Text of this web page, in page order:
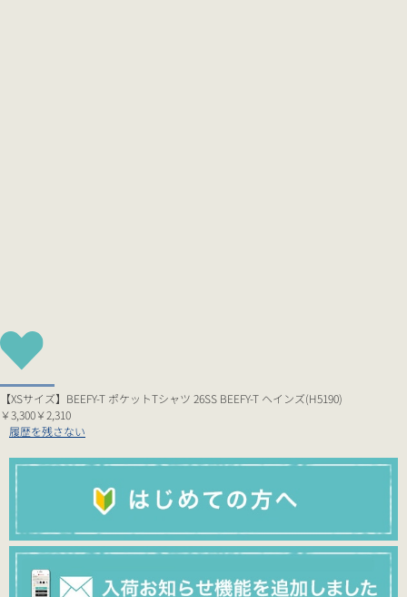
【XSサイズ】BEEFY-T ポケットTシャツ 26SS BEEFY-T ヘインズ(H5190)
￥3,300￥2,310
履歴を残さない